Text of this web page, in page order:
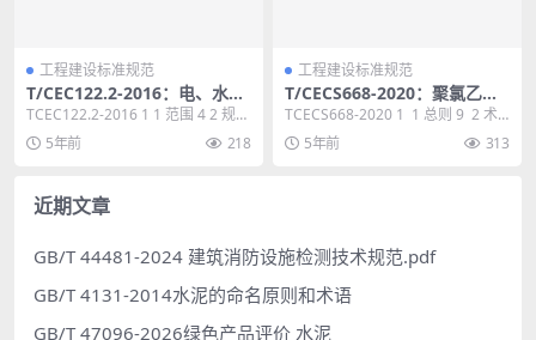
工程建设标准规范
T/CEC122.2-2016：电、水、
气、热能源计量管理系统第2
部分:系统功能规范
TCEC122.2-2016 1 1 范围 4 2 规范
性引用文件 4 3 术语...
5年前 218
工程建设标准规范
T/CECS668-2020：聚氯乙烯
防护排（蓄）水板应用技术规
程
TCECS668-2020 1 1 总则 9 2 术
语 10 3 材料 1...
5年前 313
近期文章
GB/T 44481-2024 建筑消防设施检测技术规范.pdf
GB/T 4131-2014水泥的命名原则和术语
GB/T 47096-2026绿色产品评价 水泥